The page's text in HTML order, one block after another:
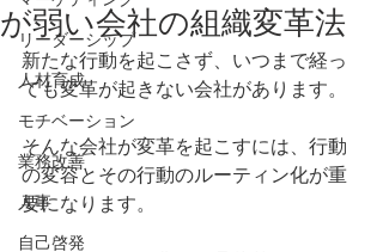
リーダーシップ
人材育成
モチベーション
業務改善
人事
自己啓発
が弱い会社の組織変革法
新たな行動を起こさず、いつまで経っ
ても変革が起きない会社があります。
そんな会社が変革を起こすには、行動
の変容とその行動のルーティン化が重
要になります。